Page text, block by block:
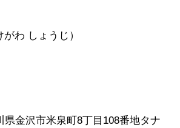
わ しょうじ）
県金沢市米泉町8丁目108番地タナ